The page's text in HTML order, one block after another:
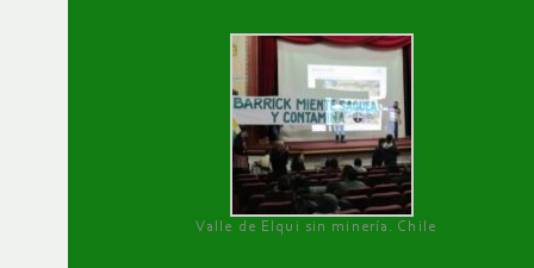
Valle de Elqui sin minería. Chile